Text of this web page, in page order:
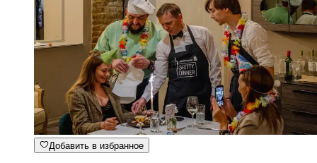
Добавить в избранное